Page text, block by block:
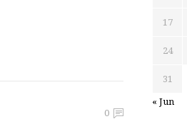
0
17
24
31
« Jun